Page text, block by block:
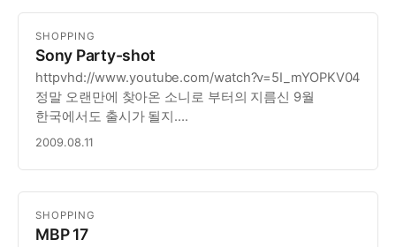
SHOPPING
Sony Party-shot
httpvhd://www.youtube.com/watch?v=5I_mYOPKV04
정말 오랜만에 찾아온 소니로 부터의 지름신 9월
한국에서도 출시가 될지….
2009.08.11
SHOPPING
MBP 17